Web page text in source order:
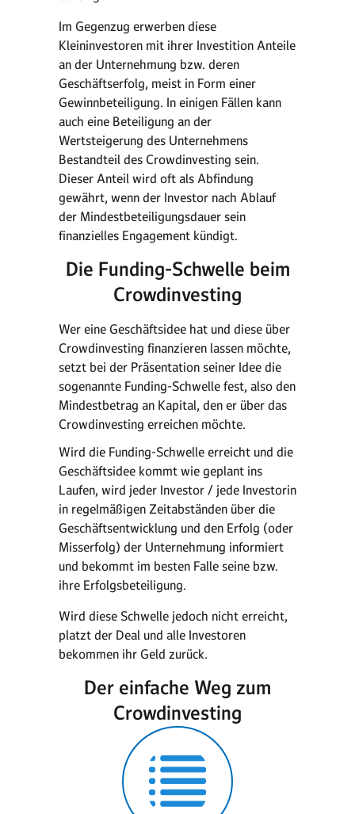
Im Gegenzug erwerben diese
Kleininvestoren mit ihrer Investition Anteile
an der Unternehmung bzw. deren
Geschäftserfolg, meist in Form einer
Gewinnbeteiligung. In einigen Fällen kann
auch eine Beteiligung an der
Wertsteigerung des Unternehmens
Bestandteil des Crowdinvesting sein.
Dieser Anteil wird oft als Abfindung
gewährt, wenn der Investor nach Ablauf
der Mindestbeteiligungsdauer sein
finanzielles Engagement kündigt.
Die Funding-Schwelle beim
Crowdinvesting
Wer eine Geschäftsidee hat und diese über
Crowdinvesting finanzieren lassen möchte,
setzt bei der Präsentation seiner Idee die
sogenannte Funding-Schwelle fest, also den
Mindestbetrag an Kapital, den er über das
Crowdinvesting erreichen möchte.
Wird die Funding-Schwelle erreicht und die
Geschäftsidee kommt wie geplant ins
Laufen, wird jeder Investor / jede Investorin
in regelmäßigen Zeitabständen über die
Geschäftsentwicklung und den Erfolg (oder
Misserfolg) der Unternehmung informiert
und bekommt im besten Falle seine bzw.
ihre Erfolgsbeteiligung.
Wird diese Schwelle jedoch nicht erreicht,
platzt der Deal und alle Investoren
bekommen ihr Geld zurück.
Der einfache Weg zum
Crowdinvesting